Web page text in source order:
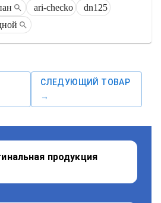
ari-checko
dn125
СЛЕДУЮЩИЙ ТОВАР
→
продукция